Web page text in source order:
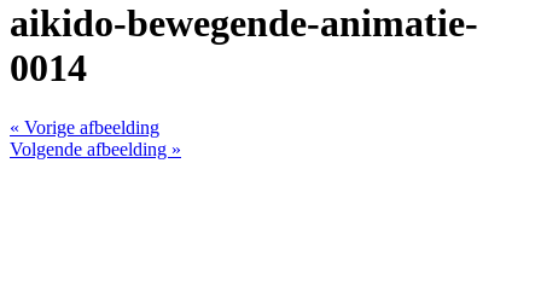
aikido-bewegende-animatie-
0014
« Vorige afbeelding
Volgende afbeelding »